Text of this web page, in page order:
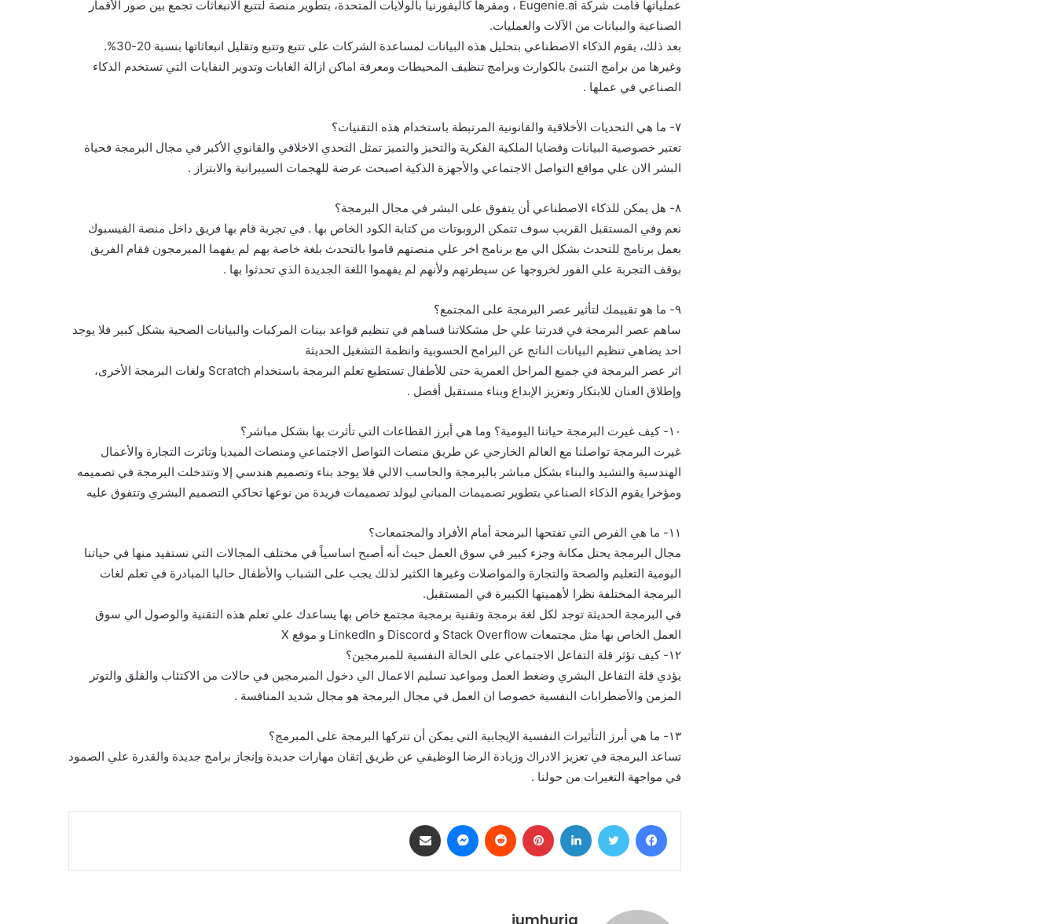
عملياتها قامت شركة Eugenie.ai ، ومقرها كاليفورنيا بالولايات المتحدة، بتطوير منصة لتتبع الانبعاثات تجمع بين صور الأقمار
الصناعية والبيانات من الآلات والعمليات.
بعد ذلك، يقوم الذكاء الاصطناعي بتحليل هذه البيانات لمساعدة الشركات على تتبع وتتبع وتقليل انبعاثاتها بنسبة 20-30%.
وغيرها من برامج التنبئ بالكوارث وبرامج تنظيف المحيطات ومعرفة اماكن ازالة الغابات وتدوير النفايات التي تستخدم الذكاء
الصناعي في عملها .
٧- ما هي التحديات الأخلاقية والقانونية المرتبطة باستخدام هذه التقنيات؟
تعتبر خصوصية البيانات وقضايا الملكية الفكرية والتحيز والتميز تمثل التحدي الاخلاقي والقانوي الأكبر في مجال البرمجة فحياة
البشر الان علي مواقع التواصل الاجتماعي والأجهزة الذكية اصبحت عرضة للهجمات السيبرانية والابتزاز .
٨- هل يمكن للذكاء الاصطناعي أن يتفوق على البشر في مجال البرمجة؟
نعم وفي المستقبل القريب سوف تتمكن الروبوتات من كتابة الكود الخاص بها . في تجربة قام بها فريق داخل منصة الفيسبوك
بعمل برنامج للتحدث بشكل الي مع برنامج اخر علي منصتهم قاموا بالتحدث بلغة خاصة بهم لم يفهما المبرمجون فقام الفريق
بوقف التجربة علي الفور لخروجها عن سيطرتهم ولأنهم لم يفهموا اللغة الجديدة الذي تحدثوا بها .
٩- ما هو تقييمك لتأثير عصر البرمجة على المجتمع؟
ساهم عصر البرمجة في قدرتنا علي حل مشكلاتنا فساهم في تنظيم قواعد بينات المركبات والبيانات الصحية بشكل كبير فلا يوجد
احد يضاهي تنظيم البيانات الناتج عن البرامج الحسوبية وانظمة التشغيل الحديثة
اثر عصر البرمجة في جميع المراحل العمرية حتى للأطفال تستطيع تعلم البرمجة باستخدام Scratch ولغات البرمجة الأخرى،
وإطلاق العنان للابتكار وتعزيز الإبداع وبناء مستقبل أفضل .
١٠- كيف غيرت البرمجة حياتنا اليومية؟ وما هي أبرز القطاعات التي تأثرت بها بشكل مباشر؟
غيرت البرمجة تواصلنا مع العالم الخارجي عن طريق منصات التواصل الاجتماعي ومنصات الميديا وتاثرت التجارة والأعمال
الهندسية والتشيد والبناء بشكل مباشر بالبرمجة والحاسب الالي فلا يوجد بناء وتصميم هندسي إلا وتتدخلت البرمجة في تصميمه
ومؤخرا يقوم الذكاء الصناعي بتطوير تصميمات المباني ليولد تصميمات فريدة من نوعها تحاكي التصميم البشري وتتفوق عليه
١١- ما هي الفرص التي تفتحها البرمجة أمام الأفراد والمجتمعات؟
مجال البرمجة يحتل مكانة وجزء كبير في سوق العمل حيث أنه أصبح اساسياً في مختلف المجالات التي نستفيد منها في حياتنا
اليومية التعليم والصحة والتجارة والمواصلات وغيرها الكثير لذلك يجب على الشباب والأطفال حاليا المبادرة في تعلم لغات
البرمجة المختلفة نظرا لأهميتها الكبيرة في المستقبل.
في البرمجة الحديثة توجد لكل لغة برمجة وتقنية برمجية مجتمع خاص بها يساعدك علي تعلم هذه التقنية والوصول الي سوق
العمل الخاص بها مثل مجتمعات Stack Overflow و Discord و LinkedIn و موقع X
١٢- كيف تؤثر قلة التفاعل الاجتماعي على الحالة النفسية للمبرمجين؟
يؤدي قلة التفاعل البشري وضغط العمل ومواعيد تسليم الاعمال الي دخول المبرمجين في حالات من الاكتئاب والقلق والتوتر
المزمن والأضطرابات النفسية خصوصا ان العمل في مجال البرمجة هو مجال شديد المنافسة .
١٣- ما هي أبرز التأثيرات النفسية الإيجابية التي يمكن أن تتركها البرمجة على المبرمج؟
تساعد البرمجة في تعزيز الادراك وزيادة الرضا الوظيفي عن طريق إتقان مهارات جديدة وإنجاز برامج جديدة والقدرة علي الصمود
في مواجهة التغيرات من حولنا .
فيسبوك تويتر لينكدإن بينتيريست ماسنجر
jumhuria